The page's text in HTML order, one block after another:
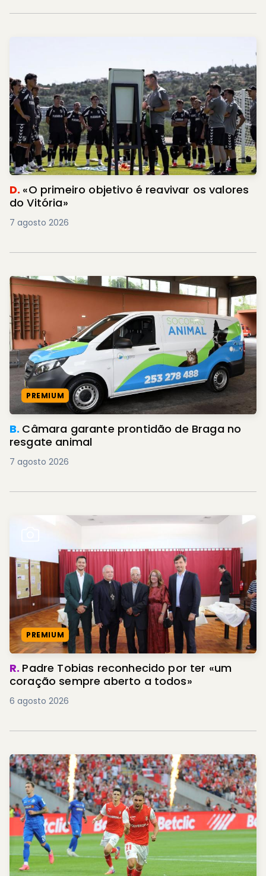
D. «O primeiro objetivo é reavivar os valores
do Vitória»
7 agosto 2026
PREMIUM
B. Câmara garante prontidão de Braga no
resgate animal
7 agosto 2026
PREMIUM
R. Padre Tobias reconhecido por ter «um
coração sempre aberto a todos»
6 agosto 2026